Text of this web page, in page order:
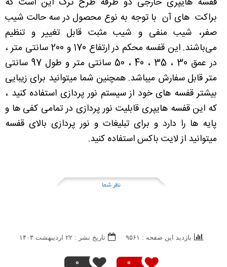
براکت های آن با توجه به نوع محصول در سه حالت شیب
صفر، شیب منفی و شیب مثبت قابل تغییر و تنظیم
می‌باشند. این قفسه محکم در ارتفاع 170 و 200 سانتی متر ،
در عمق 30 ، 35 ، 40 ، 50 سانتی متر و طول 97 سانتی
متر قابل سفارش میباشد. همچنین شما میتوانید برای زیبایی
بیشتر قفسه های خود از سیستم نور پردازی استفاده کنید ،
که این قفسه هایپری قابلیت نور پردازی در تمامی کفی ها و
پایه ها را دارد و برای تبلیغات و نور پردازی بالای قفسه
میتوانید از لایت باکس استفاده کنید.
نظر شما
0
0
بازدید این صفحه : ۹۵۶۱ تاریخ نشر : ۲۲ ارديبهشت ۱۴۰۳